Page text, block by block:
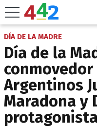
DÍA DE LA MADRE
Día de la
Argentinos
Maradona y